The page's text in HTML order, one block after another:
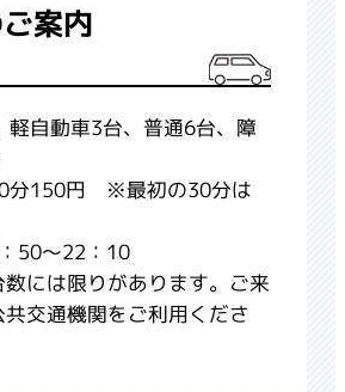
案内
軽自動車3台、普通6台、障
分150円 ※最初の30分は
50～22：10
には限りがあります。ご来
交通機関をご利用くださ